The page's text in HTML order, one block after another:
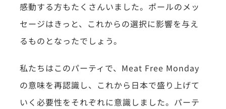
感動する方もたくさんいました。ポールのメッ
セージはきっと、これからの選択に影響を与え
るものとなったでしょう。
私たちはこのパーティで、Meat Free Monday
の意味を再認識し、これから日本で盛り上げて
いく必要性をそれぞれに意識しました。パーテ